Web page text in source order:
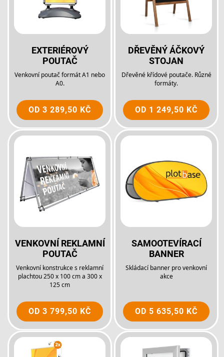
EXTERIÉROVÝ
POUTAČ
Venkovní poutač formát A1 nebo
A0.
OD 3 289,50 KČ
DŘEVĚNÝ ÁČKOVÝ
STOJAN
Dřevěné křídové poutače. Různé
formáty.
OD 1 249,50 KČ
VENKOVNÍ REKLAMNÍ
POUTAČ
Venkovní konstrukce s reklamní
plachtou 250 x 100 cm a 300 x
125 cm
OD 3 799,50 KČ
SAMOOTEVÍRACÍ
BANNER
Skládací banner pro venkovní
akce
OD 5 635,50 KČ